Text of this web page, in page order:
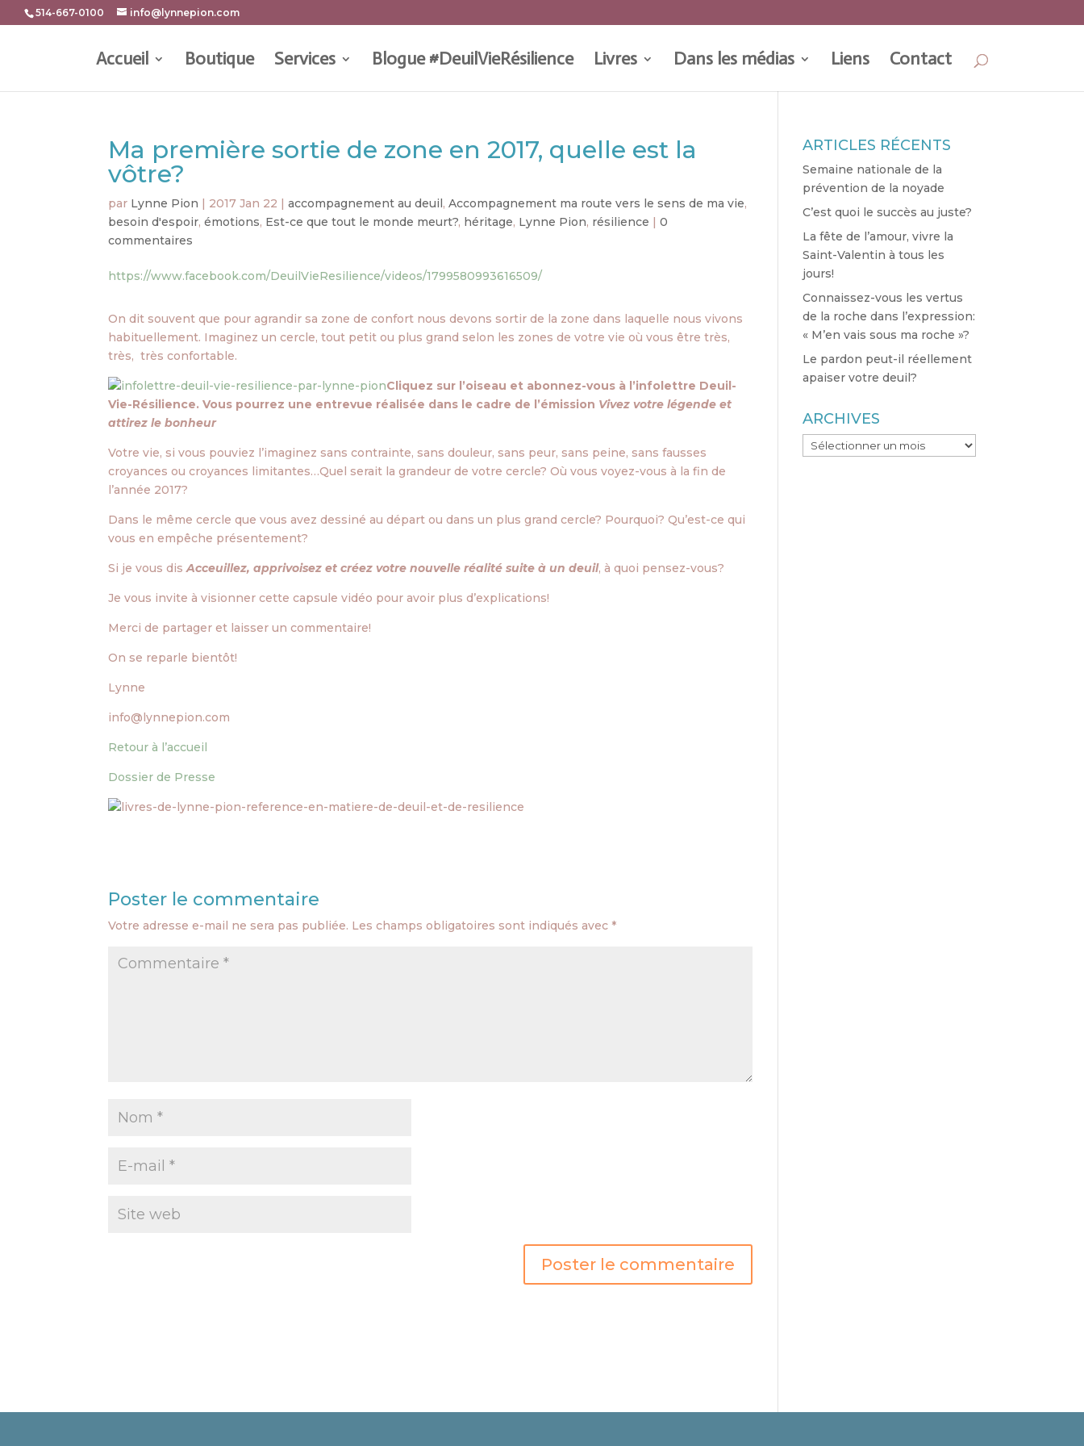
514-667-0100 info@lynnepion.com
Accueil Boutique Services Blogue #DeuilVieRésilience Livres Dans les médias Liens Contact
Ma première sortie de zone en 2017, quelle est la
vôtre?
par Lynne Pion | 2017 Jan 22 |accompagnement au deuil,Accompagnement ma route vers le sens de ma vie,
besoin d'espoir,émotions, Est-ce que tout le monde meurt?, héritage, Lynne Pion, résilience |0
commentaires
https://www.facebook.com/DeuilVieResilience/videos/1799580993616509/
On dit souvent que pour agrandir sa zone de confort nous devons sortir de la zone dans laquelle nous vivons
habituellement. Imaginez un cercle, tout petit ou plus grand selon les zones de votre vie où vous être très,
très, très confortable.
Cliquez sur l’oiseau et abonnez-vous à l’infolettre Deuil-
Vie-Résilience. Vous pourrez une entrevue réalisée dans le cadre de l’émission Vivez votre légende et
attirez le bonheur
Votre vie, si vous pouviez l’imaginez sans contrainte, sans douleur, sans peur, sans peine, sans fausses
croyances ou croyances limitantes…Quel serait la grandeur de votre cercle? Où vous voyez-vous à la fin de
l’année 2017?
Dans le même cercle que vous avez dessiné au départ ou dans un plus grand cercle? Pourquoi? Qu’est-ce qui
vous en empêche présentement?
Si je vous disAcceuillez, apprivoisez et créez votre nouvelle réalité suite à un deuil, à quoi pensez-vous?
Je vous invite à visionner cette capsule vidéo pour avoir plus d’explications!
Merci de partager et laisser un commentaire!
On se reparle bientôt!
Lynne
info@lynnepion.com
Retour à l’accueil
Dossier de Presse
Poster le commentaire
Votre adresse e-mail ne sera pas publiée. Les champs obligatoires sont indiqués avec *
ARTICLES RÉCENTS
Semaine nationale de la
prévention de la noyade
C’est quoi le succès au juste?
La fête de l’amour, vivre la
Saint-Valentin à tous les
jours!
Connaissez-vous les vertus
de la roche dans l’expression:
« M’en vais sous ma roche »?
Le pardon peut-il réellement
apaiser votre deuil?
ARCHIVES
ARCHIVES